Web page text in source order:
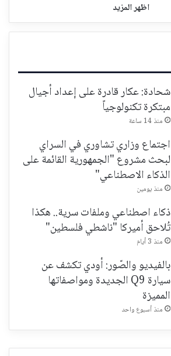
اظهر المزيد
شحادة: عكار قادرة على إعداد أجيال
مبتكرة تكنولوجياً
منذ 14 ساعة
اجتماع وزاري تشاوري في السراي
لبحث مشروع "الجمهورية القائمة على
الذكاء الاصطناعي"
منذ يومين
ذكاء اصطناعي وملفات سرية.. هكذا
تُلاحق أميركا "ناشطي فلسطين"
منذ 3 أيام
بالفيديو والصّور: أودي تكشف عن
سيارة Q9 الجديدة ومواصفاتها
المميزة
منذ أسبوع واحد